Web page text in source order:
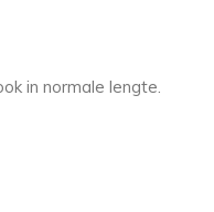
in normale lengte.